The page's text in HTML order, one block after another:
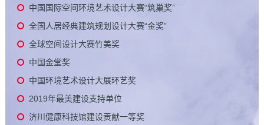
中国国际空间环境艺术设计大赛“筑巢奖”
全国人居经典建筑规划设计大赛“金奖”
全球空间设计大赛竹美奖
中国金堂奖
中国环境艺术设计大展环艺奖
2019年最美建设支持单位
济川健康科技馆建设贡献一等奖